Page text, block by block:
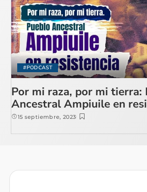
#PODCAST
Por mi raza, por mi tierra:
Ancestral Ampiuile en
15 septiembre, 2023